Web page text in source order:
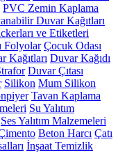
PVC Zemin Kaplama
Duvar Kağıtları
ve Etiketleri
Folyolar Çocuk Odası
Kağıtları Duvar Kağıdı
Duvar Çıtası
Silikon Mum Silikon
Tavan Kaplama
Su Yalıtım
Ses Yalıtım Malzemeleri
Beton Harcı Çatı
İnşaat Temizlik